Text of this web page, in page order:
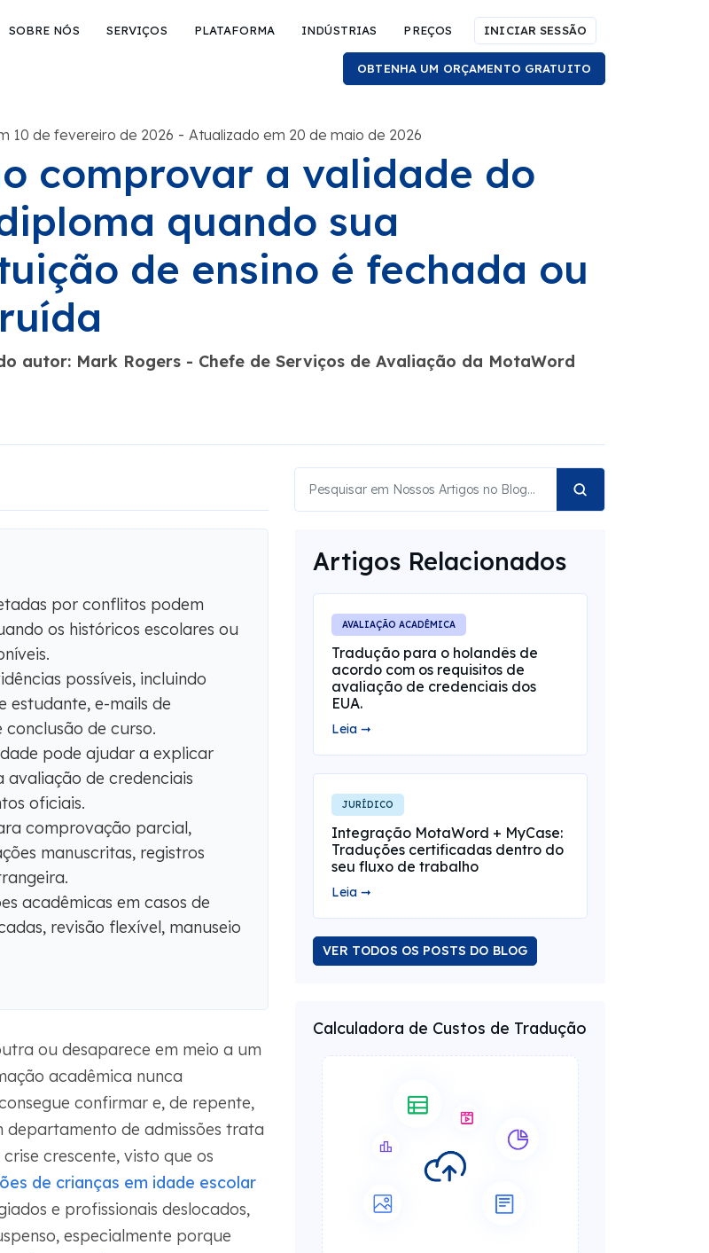
SOBRE NÓS SERVIÇOS PLATAFORMA INDÚSTRIAS PREÇOS INICIAR SESSÃO
OBTENHA UM ORÇAMENTO GRATUITO
10 de fevereiro de 2026 - Atualizado em 20 de maio de 2026
comprovar a validade do
quando sua
de ensino é fechada ou
autor: Mark Rogers - Chefe de Serviços de Avaliação da MotaWord
por conflitos podem
os históricos escolares ou
possíveis, incluindo
estudante, e-mails de
conclusão de curso.
pode ajudar a explicar
de credenciais
oficiais.
comprovação parcial,
manuscritas, registros
acadêmicas em casos de
revisão flexível, manuseio
ou desaparece em meio a um
acadêmica nunca
confirmar e, de repente,
departamento de admissões trata
crescente, visto que os
de crianças em idade escolar
e profissionais deslocados,
especialmente porque
Artigos Relacionados
AVALIAÇÃO ACADÊMICA
Tradução para o holandês de
acordo com os requisitos de
avaliação de credenciais dos
EUA.
Leia ➞
JURÍDICO
Integração MotaWord + MyCase:
Traduções certificadas dentro do
seu fluxo de trabalho
Leia ➞
VER TODOS OS POSTS DO BLOG
Calculadora de Custos de Tradução